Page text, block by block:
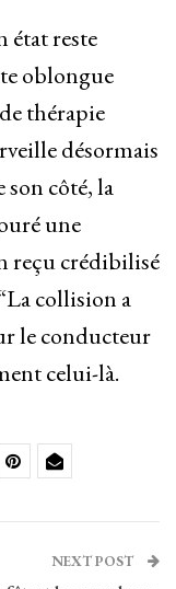
état reste
oblongue
thérapie
désormais
côté, la
une
reçu crédibilisé
collision a
le conducteur
celui-là.
NEXT POST